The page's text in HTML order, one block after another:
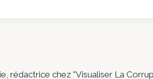
rédactrice chez "Visualiser La